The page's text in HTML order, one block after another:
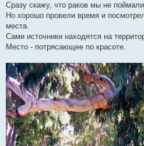
Сразу скажу, что раков мы не
Но хорошо провели время и
места.
Сами источники находятся на
Место - потрясающее по красоте.